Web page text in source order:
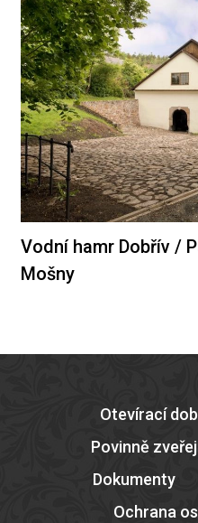
Vodní hamr Dobřív /
Mošny
Otevírací
Povinně
Dokumenty
Ochrana